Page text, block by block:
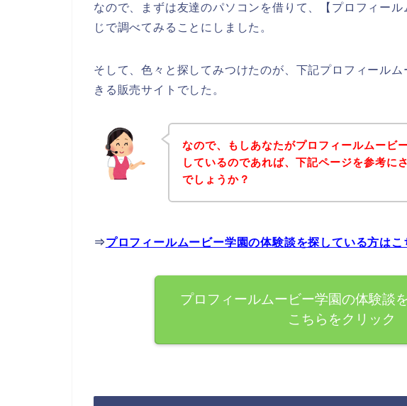
なので、まずは友達のパソコンを借りて、【プロフィー
じで調べてみることにしました。
そして、色々と探してみつけたのが、下記プロフィール
きる販売サイトでした。
なので、もしあなたがプロフィールムービ
しているのであれば、下記ページを参考に
でしょうか？
⇒プロフィールムービー学園の体験談を探している方はこ
プロフィールムービー学園の体験談
こちらをクリック